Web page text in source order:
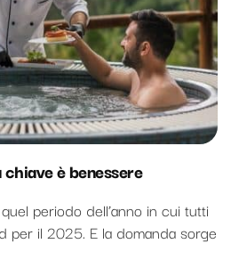
è benessere
periodo dell’anno in cui tutti
per il 2025. E la domanda sorge